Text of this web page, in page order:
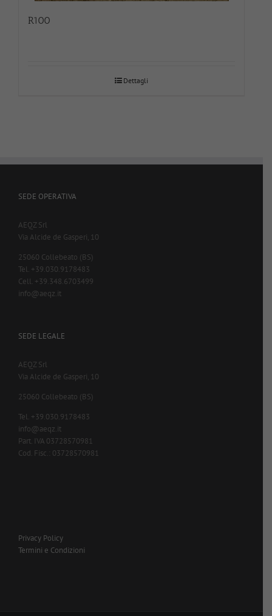
R100
Dettagli
SEDE OPERATIVA
AEQZ Srl
Via Alcide de Gasperi, 10
25060 Collebeato (BS)
Tel. +39.030.9178483
Cell. +39.348.6703499
info@aeqz.it
SEDE LEGALE
AEQZ Srl
Via Alcide de Gasperi, 10
25060 Collebeato (BS)
Tel. +39.030.9178483
info@aeqz.it
Part. IVA 03728570981
Cod. Fisc.: 03728570981
Privacy Policy
Termini e Condizioni